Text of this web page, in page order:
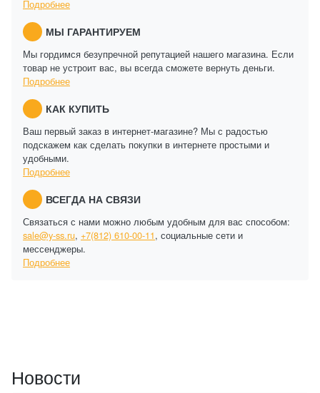
Подробнее
МЫ ГАРАНТИРУЕМ
Мы гордимся безупречной репутацией нашего магазина. Если
товар не устроит вас, вы всегда сможете вернуть деньги.
Подробнее
КАК КУПИТЬ
Ваш первый заказ в интернет-магазине? Мы с радостью
подскажем как сделать покупки в интернете простыми и
удобными.
Подробнее
ВСЕГДА НА СВЯЗИ
Связаться с нами можно любым удобным для вас способом:
sale@y-ss.ru, +7(812) 610-00-11, социальные сети и
мессенджеры.
Подробнее
Новости